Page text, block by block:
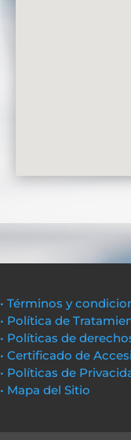
• Términos y
• Política de
• Políticas de
• Certificado de
• Políticas de
• Mapa del Sitio